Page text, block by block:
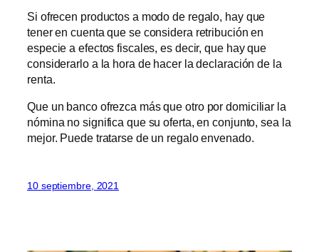
Si ofrecen productos a modo de regalo, hay que
tener en cuenta que se considera retribución en
especie a efectos fiscales, es decir, que hay que
considerarlo a la hora de hacer la declaración de la
renta.
Que un banco ofrezca más que otro por domiciliar la
nómina no significa que su oferta, en conjunto, sea la
mejor. Puede tratarse de un regalo envenado.
10 septiembre, 2021